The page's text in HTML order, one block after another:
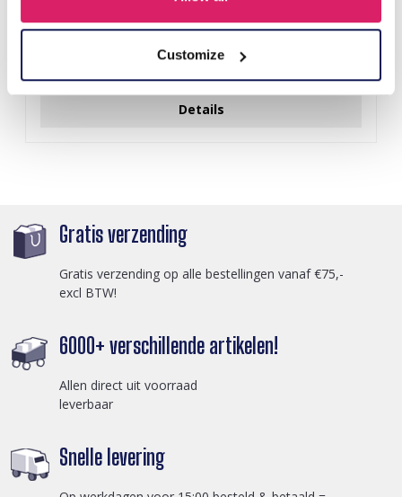
Customize
Y-B2.5 PK424-003 Wood with Metal Display for Earrings
27x22x7cm Gold
Details
Gratis verzending
Gratis verzending op alle bestellingen vanaf €75,-
excl BTW!
6000+ verschillende artikelen!
Allen direct uit voorraad
leverbaar
Snelle levering